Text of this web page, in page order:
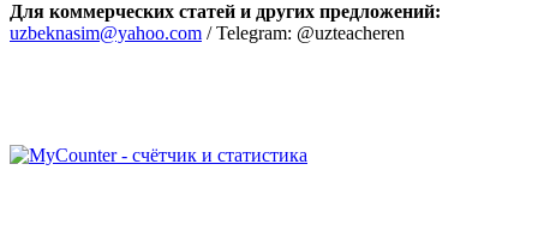
Для коммерческих статей и других предложений:
uzbeknasim@yahoo.com / Telegram: @uzteacheren